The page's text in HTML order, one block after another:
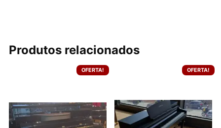
Produtos relacionados
OFERTA! OFERTA!